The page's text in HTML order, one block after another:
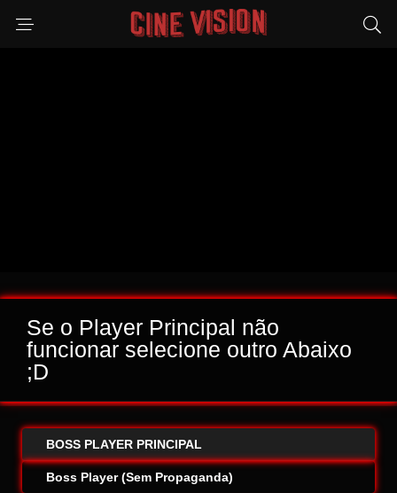
Se o Player Principal não
funcionar selecione outro Abaixo
;D
BOSS PLAYER PRINCIPAL
Boss Player (Sem Propaganda)